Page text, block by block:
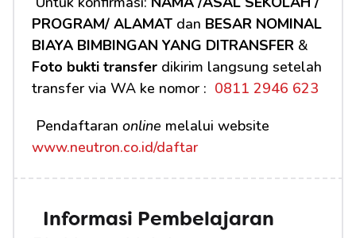
PROGRAM/ ALAMAT dan BESAR NOMINAL
BIAYA BIMBINGAN YANG DITRANSFER
Foto bukti transfer dikirim langsung setelah
transfer via WA ke nomor : 0811 2946 623
Pendaftaran online
www.neutron.co.id/daftar
Informasi Pembelajaran